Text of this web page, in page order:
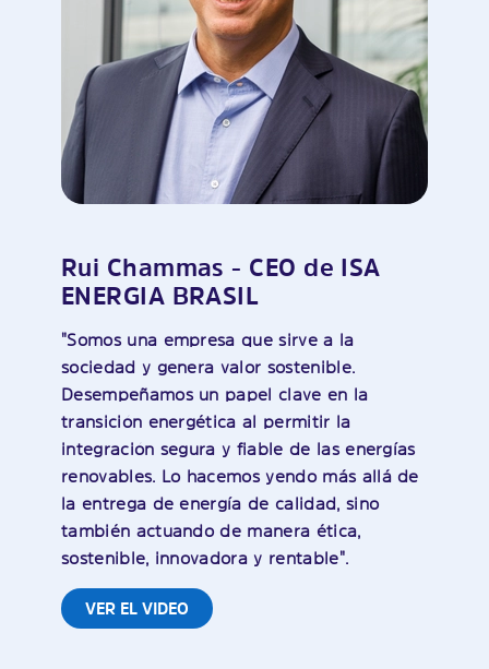
Rui Chammas - CEO de ISA
ENERGIA BRASIL
"Somos una empresa que sirve a la
sociedad y genera valor sostenible.
Desempeñamos un papel clave en la
transición energética al permitir la
integración segura y fiable de las energías
renovables. Lo hacemos yendo más allá de
la entrega de energía de calidad, sino
también actuando de manera ética,
sostenible, innovadora y rentable".
VER EL VIDEO